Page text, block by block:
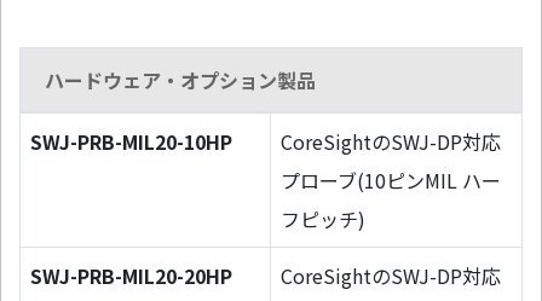
ハードウェア・オプション製品
SWJ-PRB-MIL20-10HP
CoreSightのSWJ-DP対応
プローブ(10ピンMIL ハー
フピッチ)
SWJ-PRB-MIL20-20HP
CoreSightのSWJ-DP対応